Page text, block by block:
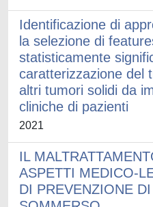
Identificazione di
la selezione di
statisticamente
caratterizzazione del
altri tumori solidi da
cliniche di pazienti
2021
IL
ASPETTI MEDICO-
DI PREVENZIONE